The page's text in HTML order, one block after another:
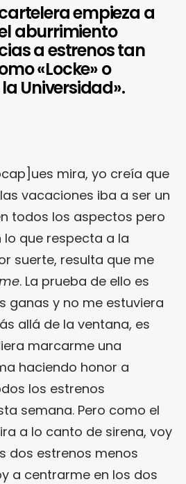
empieza a
aburrimiento
a estrenos tan
«Locke» o
Universidad».
mira, yo creía que
vacaciones iba a ser un
todos los aspectos pero
que respecta a la
suerte, resulta que me
. La prueba de ello es
ganas y no me estuviera
allá de la ventana, es
marcarme una
haciendo honor a
los estrenos
semana. Pero como el
a lo canto de sirena, voy
dos estrenos menos
a centrarme en los dos